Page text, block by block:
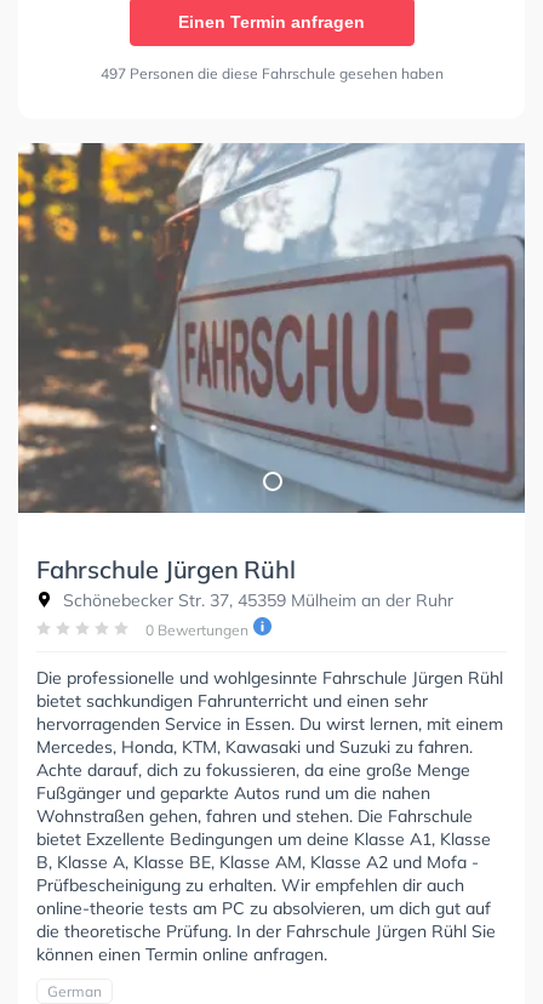
Einen Termin anfragen
497 Personen die diese Fahrschule gesehen haben
Fahrschule Jürgen Rühl
Schönebecker Str. 37, 45359 Mülheim an der Ruhr
0 Bewertungen
Die professionelle und wohlgesinnte Fahrschule Jürgen Rühl
bietet sachkundigen Fahrunterricht und einen sehr
hervorragenden Service in Essen. Du wirst lernen, mit einem
Mercedes, Honda, KTM, Kawasaki und Suzuki zu fahren.
Achte darauf, dich zu fokussieren, da eine große Menge
Fußgänger und geparkte Autos rund um die nahen
Wohnstraßen gehen, fahren und stehen. Die Fahrschule
bietet Exzellente Bedingungen um deine Klasse A1, Klasse
B, Klasse A, Klasse BE, Klasse AM, Klasse A2 und Mofa -
Prüfbescheinigung zu erhalten. Wir empfehlen dir auch
online-theorie tests am PC zu absolvieren, um dich gut auf
die theoretische Prüfung. In der Fahrschule Jürgen Rühl Sie
können einen Termin online anfragen.
German